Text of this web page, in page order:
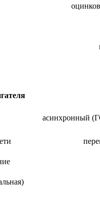
асинхронный